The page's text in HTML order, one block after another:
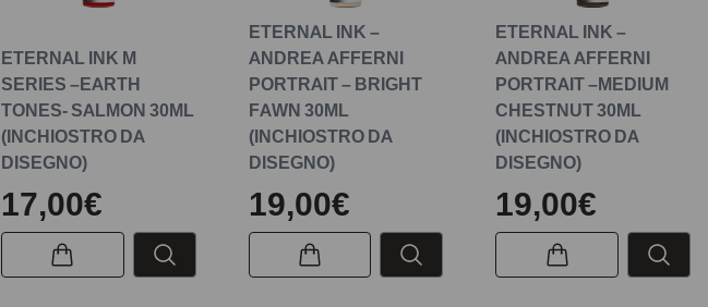
ETERNAL INK M
SERIES –EARTH
TONES- SALMON 30ML
(INCHIOSTRO DA
DISEGNO)
17,00€
ETERNAL INK –
ANDREA AFFERNI
PORTRAIT – BRIGHT
FAWN 30ML
(INCHIOSTRO DA
DISEGNO)
19,00€
ETERNAL INK –
ANDREA AFFERNI
PORTRAIT –MEDIUM
CHESTNUT 30ML
(INCHIOSTRO DA
DISEGNO)
19,00€